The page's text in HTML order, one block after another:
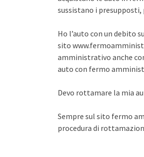
sussistano i
Ho l’auto con un debito
sito
amministrativo anche
auto con fermo
Devo rottamare la mia
Sempre sul sito fermo
procedura di